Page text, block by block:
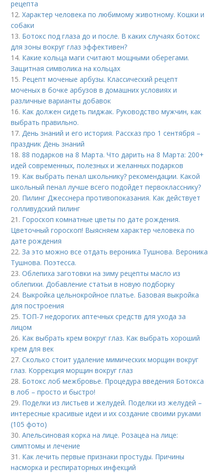
рецепта
12.Характер человека по любимому животному. Кошки и
собаки
13. Ботокс под глаза до и после. В каких случаях ботокс
для зоны вокруг глаз эффективен?
14. Какие кольца маги считают мощными оберегами.
Защитная символика на кольцах
15. Рецепт моченые арбузы. Классический рецепт
моченых в бочке арбузов в домашних условиях и
различные варианты добавок
16. Как должен сидеть пиджак. Руководство мужчин, как
выбрать правильно.
17.День знаний и его история. Рассказ про 1 сентября –
праздник День знаний
18.88 подарков на 8 Марта. Что дарить на 8 Марта: 200+
идей современных, полезных и желанных подарков
19. Как выбрать пенал школьнику? рекомендации. Какой
школьный пенал лучше всего подойдет первокласснику?
20. Пилинг Джесснера противопоказания. Как действует
голливудский пилинг
21. Гороскоп комнатные цветы по дате рождения.
Цветочный гороскоп! Выясняем характер человека по
дате рождения
22.За это можно все отдать вероника Тушнова. Вероника
Тушнова. Поэтесса.
23.Облепиха заготовки на зиму рецепты масло из
облепихи. Добавление статьи в новую подборку
24. Выкройка цельнокройное платье. Базовая выкройка
для построения
25. ТОП-7 недорогих аптечных средств для ухода за
лицом
26. Как выбрать крем вокруг глаз. Как выбрать хороший
крем для век
27.Сколько стоит удаление мимических морщин вокруг
глаз. Коррекция морщин вокруг глаз
28. Ботокс лоб межбровье. Процедура введения Ботокса
в лоб – просто и быстро!
29. Поделки из листьев и желудей. Поделки из желудей –
интересные красивые идеи и их создание своими руками
(105 фото)
30.Апельсиновая корка на лице. Розацеа на лице:
симптомы и лечение
31. Как лечить первые признаки простуды. Причины
насморка и респираторных инфекций